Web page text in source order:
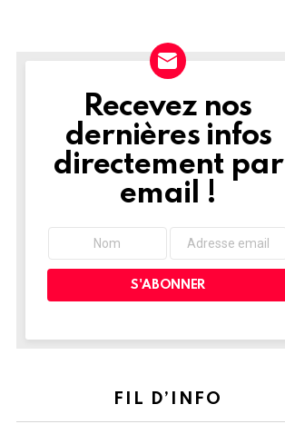
NEWSLETTER
Recevez nos
dernières infos
directement par
email !
FIL D’INFO